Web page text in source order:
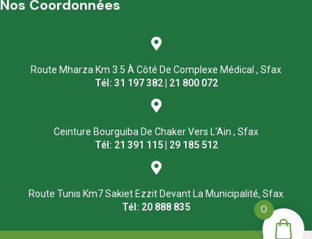
Nos Coordonnées
Route Mharza Km 3.5 À Côté De Complexe Médical , Sfax
Tél: 31 197 382 | 21 800 072
Ceinture Bourguiba De Chaker Vers L'Ain , Sfax
Tél: 21 391 115 | 29 185 512
Route Tunis Km7 Sakiet Ezzit Devant La Municipalité, Sfax
Tél: 20 888 835
0